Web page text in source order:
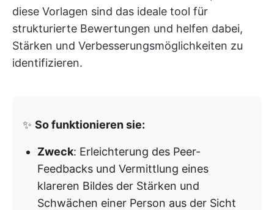
diese Vorlagen sind das ideale tool für
strukturierte Bewertungen und helfen dabei,
Stärken und Verbesserungsmöglichkeiten zu
identifizieren.
✨ So funktionieren sie:
Zweck: Erleichterung des Peer-
Feedbacks und Vermittlung eines
klareren Bildes der Stärken und
Schwächen einer Person aus der Sicht